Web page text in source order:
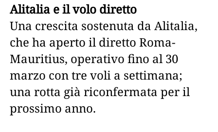
Alitalia e il volo diretto
Una crescita sostenuta da Alitalia,
che ha aperto il diretto Roma-
Mauritius, operativo fino al 30
marzo con tre voli a settimana;
una rotta già riconfermata per il
prossimo anno.